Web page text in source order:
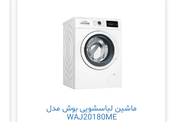
ماشین لباسشویی بوش مدل
WAJ20180ME